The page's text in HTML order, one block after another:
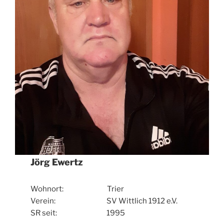
Jörg Ewertz
Wohnort: Trier
Verein: SV Wittlich 1912 e.V.
SR seit: 1995